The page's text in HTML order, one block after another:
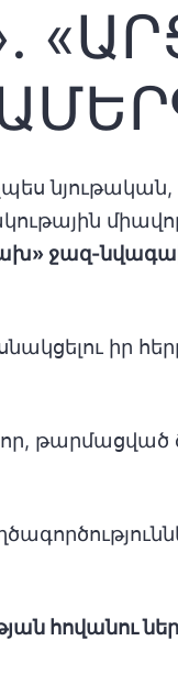
ջազ-
իր
թարմացված
հովանու